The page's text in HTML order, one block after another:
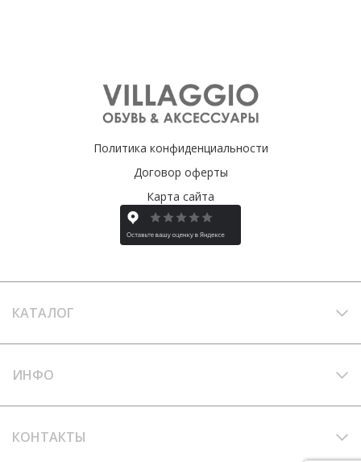
Политика конфиденциальности
Договор оферты
Карта сайта
КАТАЛОГ
ИНФО
КОНТАКТЫ